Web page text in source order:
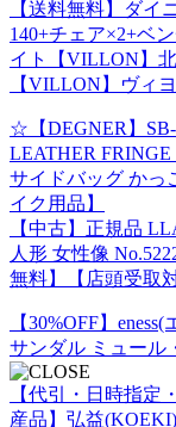
【送料無料】ダイ
140+チェア×2+ベ
イト【VILLON】
【VILLON】ヴィ
☆【DEGNER】
LEATHER
サイドバッグ かっ
イク用品】
【中古】正規品
人形 女性像
無料】【店頭受取
【30%OFF】
サンダル ミュール
【代引・日時指定
産品】弘益